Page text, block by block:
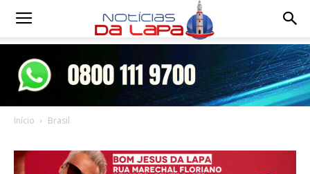
Notícias
Início Brasil